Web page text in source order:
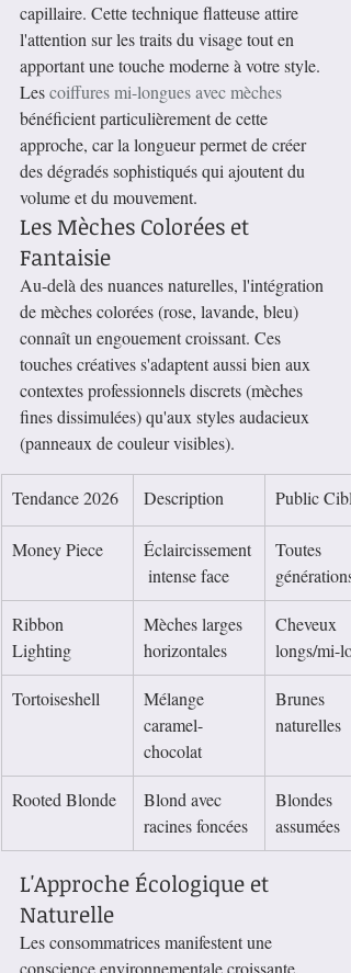
capillaire. Cette technique flatteuse attire
l'attention sur les traits du visage tout en
apportant une touche moderne à votre style.
Les coiffures mi-longues avec mèches
bénéficient particulièrement de cette
approche, car la longueur permet de créer
des dégradés sophistiqués qui ajoutent du
volume et du mouvement.
Les Mèches Colorées et
Fantaisie
Au-delà des nuances naturelles, l'intégration
de mèches colorées (rose, lavande, bleu)
connaît un engouement croissant. Ces
touches créatives s'adaptent aussi bien aux
contextes professionnels discrets (mèches
fines dissimulées) qu'aux styles audacieux
(panneaux de couleur visibles).
Tendance 2026 Description Public Cible
Money Piece
Éclaircissement
intense face
Toutes
générations
Ribbon
Lighting
Mèches larges
horizontales
Cheveux
longs/mi-
Tortoiseshell
Mélange
caramel-
chocolat
Brunes
naturelles
Rooted Blonde
Blond avec
racines foncées
Blondes
assumées
L'Approche Écologique et
Naturelle
Les consommatrices manifestent une
conscience environnementale croissante,